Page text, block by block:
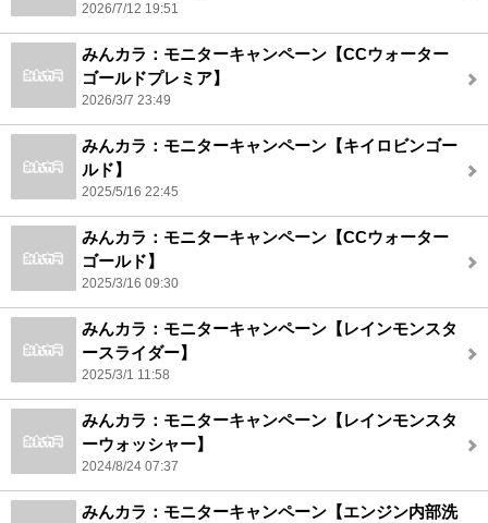
2026/7/12 19:51
みんカラ：モニターキャンペーン【CCウォーター
ゴールドプレミア】
2026/3/7 23:49
みんカラ：モニターキャンペーン【キイロビンゴー
ルド】
2025/5/16 22:45
みんカラ：モニターキャンペーン【CCウォーター
ゴールド】
2025/3/16 09:30
みんカラ：モニターキャンペーン【レインモンスタ
ースライダー】
2025/3/1 11:58
みんカラ：モニターキャンペーン【レインモンスタ
ーウォッシャー】
2024/8/24 07:37
みんカラ：モニターキャンペーン【エンジン内部洗